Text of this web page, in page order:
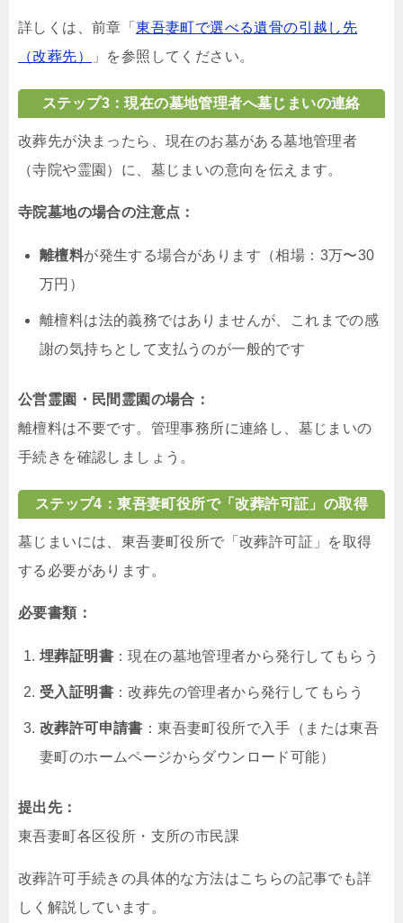
詳しくは、前章「東吾妻町で選べる遺骨の引越し先
（改葬先）
」を参照してください。
ステップ3：現在の墓地管理者へ墓じまいの連絡
改葬先が決まったら、現在のお墓がある墓地管理者
（寺院や霊園）に、墓じまいの意向を伝えます。
寺院墓地の場合の注意点：
離檀料が発生する場合があります（相場：3万〜30
万円）
離檀料は法的義務ではありませんが、これまでの感
謝の気持ちとして支払うのが一般的です
公営霊園・民間霊園の場合：
離檀料は不要です。管理事務所に連絡し、墓じまいの
手続きを確認しましょう。
ステップ4：東吾妻町役所で「改葬許可証」の取得
墓じまいには、東吾妻町役所で「改葬許可証」を取得
する必要があります。
必要書類：
埋葬証明書 ：現在の墓地管理者から発行してもらう
受入証明書 ：改葬先の管理者から発行してもらう
改葬許可申請書 ：東吾妻町役所で入手（または東吾
妻町のホームページからダウンロード可能）
提出先：
東吾妻町各区役所・支所の市民課
改葬許可手続きの具体的な方法はこちらの記事でも詳
しく解説しています。